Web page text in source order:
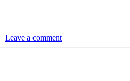
Leave a comment